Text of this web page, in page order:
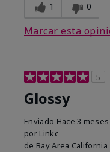
1 0
Marcar esta
5
Glossy
Enviado Hace 3 meses
por Linkc
de Bay Area California